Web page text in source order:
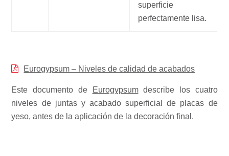
superficie
perfectamente lisa.
Eurogypsum – Niveles de calidad de acabados
Este documento de Eurogypsumdescribe los cuatro
niveles de juntas y acabado superficial de placas de
yeso, antes de la aplicación de la decoración final.